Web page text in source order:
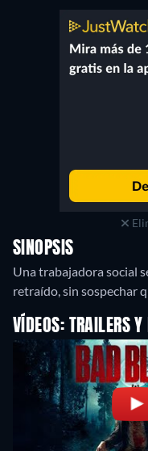
SINOPSIS
Una trabajadora social
retraído, sin sospechar
VÍDEOS: TRAILERS Y